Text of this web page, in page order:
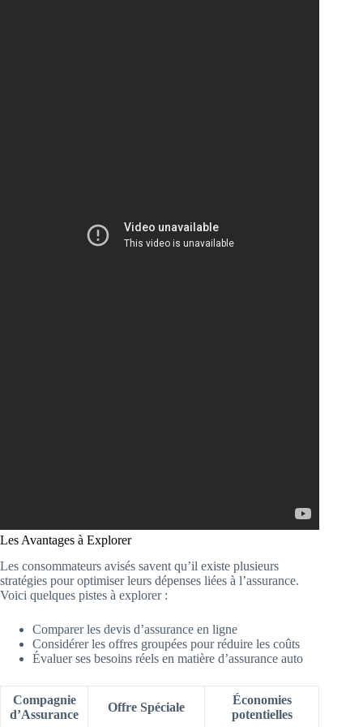
Les Avantages à Explorer
Les consommateurs avisés savent qu’il existe plusieurs
stratégies pour optimiser leurs dépenses liées à l’assurance.
Voici quelques pistes à explorer :
Comparer les devis d’assurance en ligne
Considérer les offres groupées pour réduire les coûts
Évaluer ses besoins réels en matière d’assurance auto
Compagnie
d’Assurance
Offre Spéciale
Économies
potentielles